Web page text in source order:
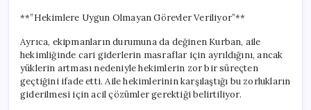
**”Hekimlere Uygun Olmayan Görevler Veriliyor”**
Ayrıca, ekipmanların durumuna da değinen Kurban, aile
hekimliğinde cari giderlerin masraflar için ayrıldığını, ancak
yüklerin artması nedeniyle hekimlerin zor bir süreçten
geçtiğini ifade etti. Aile hekimlerinin karşılaştığı bu zorlukların
giderilmesi için acil çözümler gerektiği belirtiliyor.